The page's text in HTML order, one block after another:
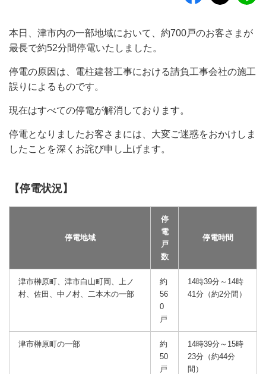
本日、津市内の一部地域において、約700戸のお客さまが
最長で約52分間停電いたしました。
停電の原因は、電柱建替工事における請負工事会社の施工
誤りによるものです。
現在はすべての停電が解消しております。
停電となりましたお客さまには、大変ご迷惑をおかけしま
したことを深くお詫び申し上げます。
【停電状況】
停電地域
停
電
戸
数
停電時間
津市榊原町、津市白山町岡、上ノ
村、佐田、中ノ村、二本木の一部
約
56
0
戸
14時39分～14時
41分（約2分間）
津市榊原町の一部
約
50
戸
14時39分～15時
23分（約44分
間）